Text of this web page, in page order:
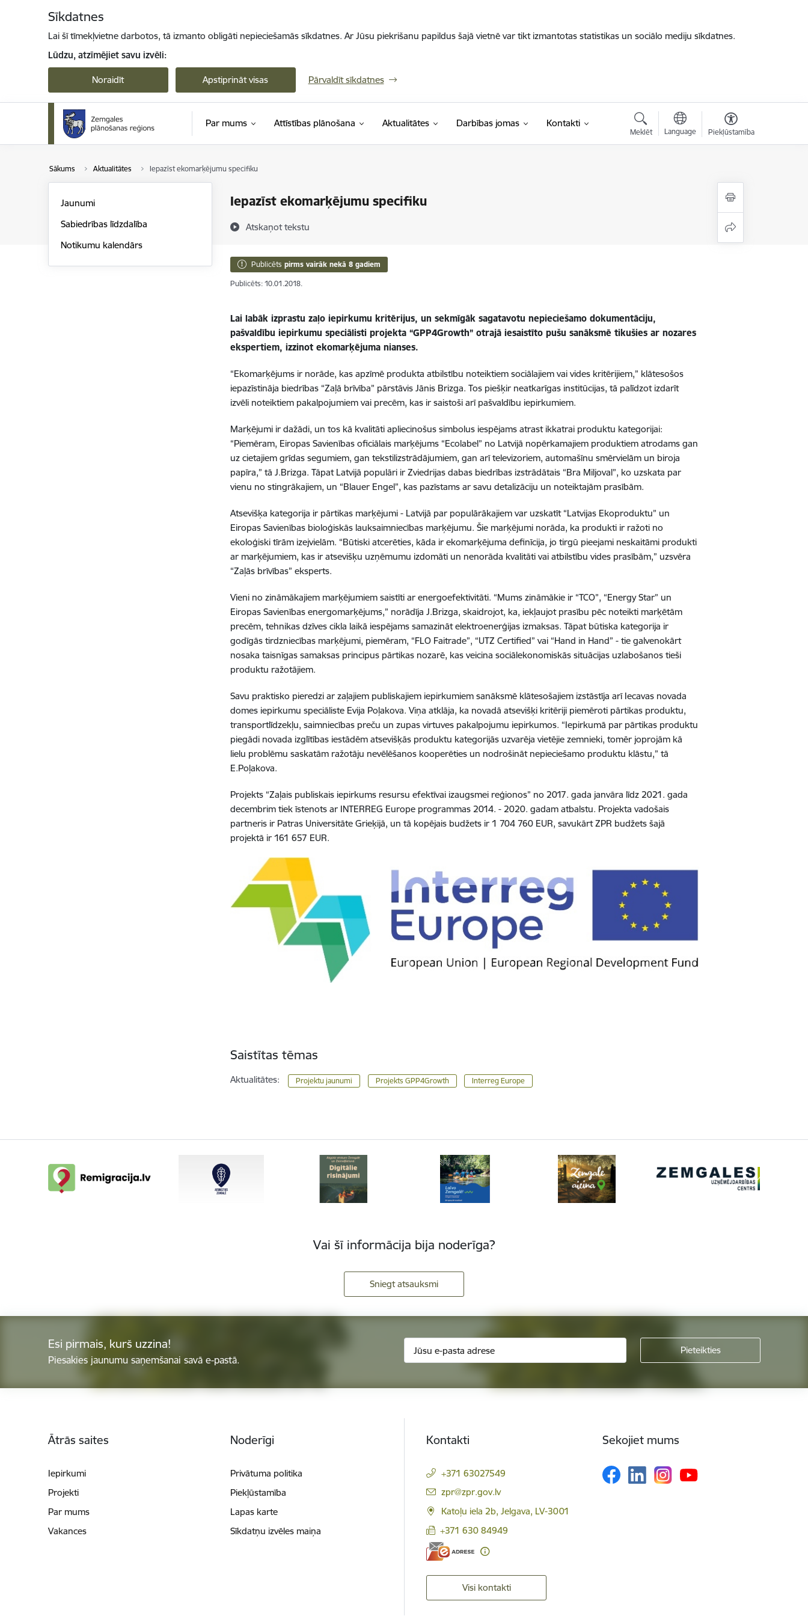
Sīkdatnes
Lai šī tīmekļvietne darbotos, tā izmanto obligāti nepieciešamās sīkdatnes. Ar Jūsu piekrišanu papildus šajā vietnē var tikt izmantotas statistikas un sociālo mediju sīkdatnes.
Lūdzu, atzīmējiet savu izvēli:
Noraidīt Apstiprināt visas Pārvaldīt sīkdatnes
Par mums Attīstības plānošana Aktualitātes Darbības jomas Kontakti
Meklēt Language Piekļūstamība
Sākums Aktualitātes Iepazīst ekomarķējumu specifiku
Iepazīst ekomarķējumu specifiku
Atskaņot tekstu
Jaunumi
Sabiedrības līdzdalība
Notikumu kalendārs
Publicēts pirms vairāk nekā 8 gadiem
Publicēts: 10.01.2018.
Lai labāk izprastu zaļo iepirkumu kritērijus, un sekmīgāk sagatavotu nepieciešamo dokumentāciju,
pašvaldību iepirkumu speciālisti projekta “GPP4Growth” otrajā iesaistīto pušu sanāksmē tikušies ar nozares
ekspertiem, izzinot ekomarķējuma nianses.
“Ekomarķējums ir norāde, kas apzīmē produkta atbilstību noteiktiem sociālajiem vai vides kritērijiem,” klātesošos
iepazīstināja biedrības “Zaļā brīvība” pārstāvis Jānis Brizga. Tos piešķir neatkarīgas institūcijas, tā palīdzot izdarīt
izvēli noteiktiem pakalpojumiem vai precēm, kas ir saistoši arī pašvaldību iepirkumiem.
Marķējumi ir dažādi, un tos kā kvalitāti apliecinošus simbolus iespējams atrast ikkatrai produktu kategorijai:
“Piemēram, Eiropas Savienības oficiālais marķējums “Ecolabel” no Latvijā nopērkamajiem produktiem atrodams gan
uz cietajiem grīdas segumiem, gan tekstilizstrādājumiem, gan arī televizoriem, automašīnu smērvielām un biroja
papīra,” tā J.Brizga. Tāpat Latvijā populāri ir Zviedrijas dabas biedrības izstrādātais “Bra Miljoval”, ko uzskata par
vienu no stingrākajiem, un “Blauer Engel”, kas pazīstams ar savu detalizāciju un noteiktajām prasībām.
Atsevišķa kategorija ir pārtikas marķējumi - Latvijā par populārākajiem var uzskatīt “Latvijas Ekoproduktu” un
Eiropas Savienības bioloģiskās lauksaimniecības marķējumu. Šie marķējumi norāda, ka produkti ir ražoti no
ekoloģiski tīrām izejvielām. “Būtiski atcerēties, kāda ir ekomarķējuma definīcija, jo tirgū pieejami neskaitāmi produkti
ar marķējumiem, kas ir atsevišķu uzņēmumu izdomāti un nenorāda kvalitāti vai atbilstību vides prasībām,” uzsvēra
“Zaļās brīvības” eksperts.
Vieni no zināmākajiem marķējumiem saistīti ar energoefektivitāti. “Mums zināmākie ir “TCO”, “Energy Star” un
Eiropas Savienības energomarķējums,” norādīja J.Brizga, skaidrojot, ka, iekļaujot prasību pēc noteikti marķētām
precēm, tehnikas dzīves cikla laikā iespējams samazināt elektroenerģijas izmaksas. Tāpat būtiska kategorija ir
godīgās tirdzniecības marķējumi, piemēram, “FLO Faitrade”, “UTZ Certified” vai “Hand in Hand” - tie galvenokārt
nosaka taisnīgas samaksas principus pārtikas nozarē, kas veicina sociālekonomiskās situācijas uzlabošanos tieši
produktu ražotājiem.
Savu praktisko pieredzi ar zaļajiem publiskajiem iepirkumiem sanāksmē klātesošajiem izstāstīja arī Iecavas novada
domes iepirkumu speciāliste Evija Poļakova. Viņa atklāja, ka novadā atsevišķi kritēriji piemēroti pārtikas produktu,
transportlīdzekļu, saimniecības preču un zupas virtuves pakalpojumu iepirkumos. “Iepirkumā par pārtikas produktu
piegādi novada izglītības iestādēm atsevišķās produktu kategorijās uzvarēja vietējie zemnieki, tomēr joprojām kā
lielu problēmu saskatām ražotāju nevēlēšanos kooperēties un nodrošināt nepieciešamo produktu klāstu,” tā
E.Poļakova.
Projekts “Zaļais publiskais iepirkums resursu efektīvai izaugsmei reģionos” no 2017. gada janvāra līdz 2021. gada
decembrim tiek īstenots ar INTERREG Europe programmas 2014. - 2020. gadam atbalstu. Projekta vadošais
partneris ir Patras Universitāte Grieķijā, un tā kopējais budžets ir 1 704 760 EUR, savukārt ZPR budžets šajā
projektā ir 161 657 EUR.
Saistītas tēmas
Aktualitātes: Projektu jaunumi Projekts GPP4Growth Interreg Europe
Vai šī informācija bija noderīga?
Sniegt atsauksmi
Esi pirmais, kurš uzzina!
Piesakies jaunumu saņemšanai savā e-pastā.
Ātrās saites
Iepirkumi
Projekti
Par mums
Vakances
Noderīgi
Privātuma politika
Piekļūstamība
Lapas karte
Sīkdatņu izvēles maiņa
Kontakti
+371 63027549
E-pasts:
zpr@zpr.gov.lv
Katoļu iela 2b, Jelgava, LV-3001
+371 630 84949
Visi kontakti
Sekojiet mums